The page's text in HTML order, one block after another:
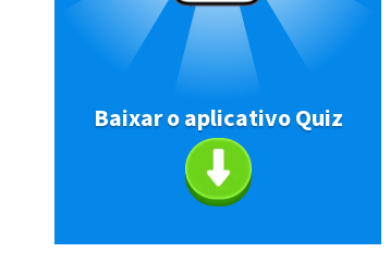
Baixar o aplicativo Quiz